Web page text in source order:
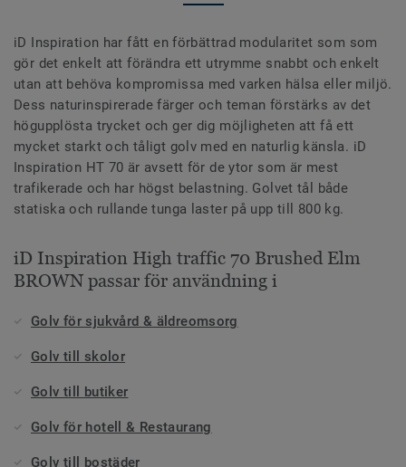
iD Inspiration har fått en förbättrad modularitet som som
gör det enkelt att förändra ett utrymme snabbt och enkelt
utan att behöva kompromissa med varken hälsa eller miljö.
Dess naturinspirerade färger och teman förstärks av det
högupplösta trycket och ger dig möjligheten att få ett
mycket starkt och tåligt golv med en naturlig känsla. iD
Inspiration HT 70 är avsett för de ytor som är mest
trafikerade och har högst belastning. Golvet tål både
statiska och rullande tunga laster på upp till 800 kg.
iD Inspiration High traffic 70 Brushed Elm
BROWN passar för användning i
Golv för sjukvård & äldreomsorg
Golv till skolor
Golv till butiker
Golv för hotell & Restaurang
Golv till bostäder